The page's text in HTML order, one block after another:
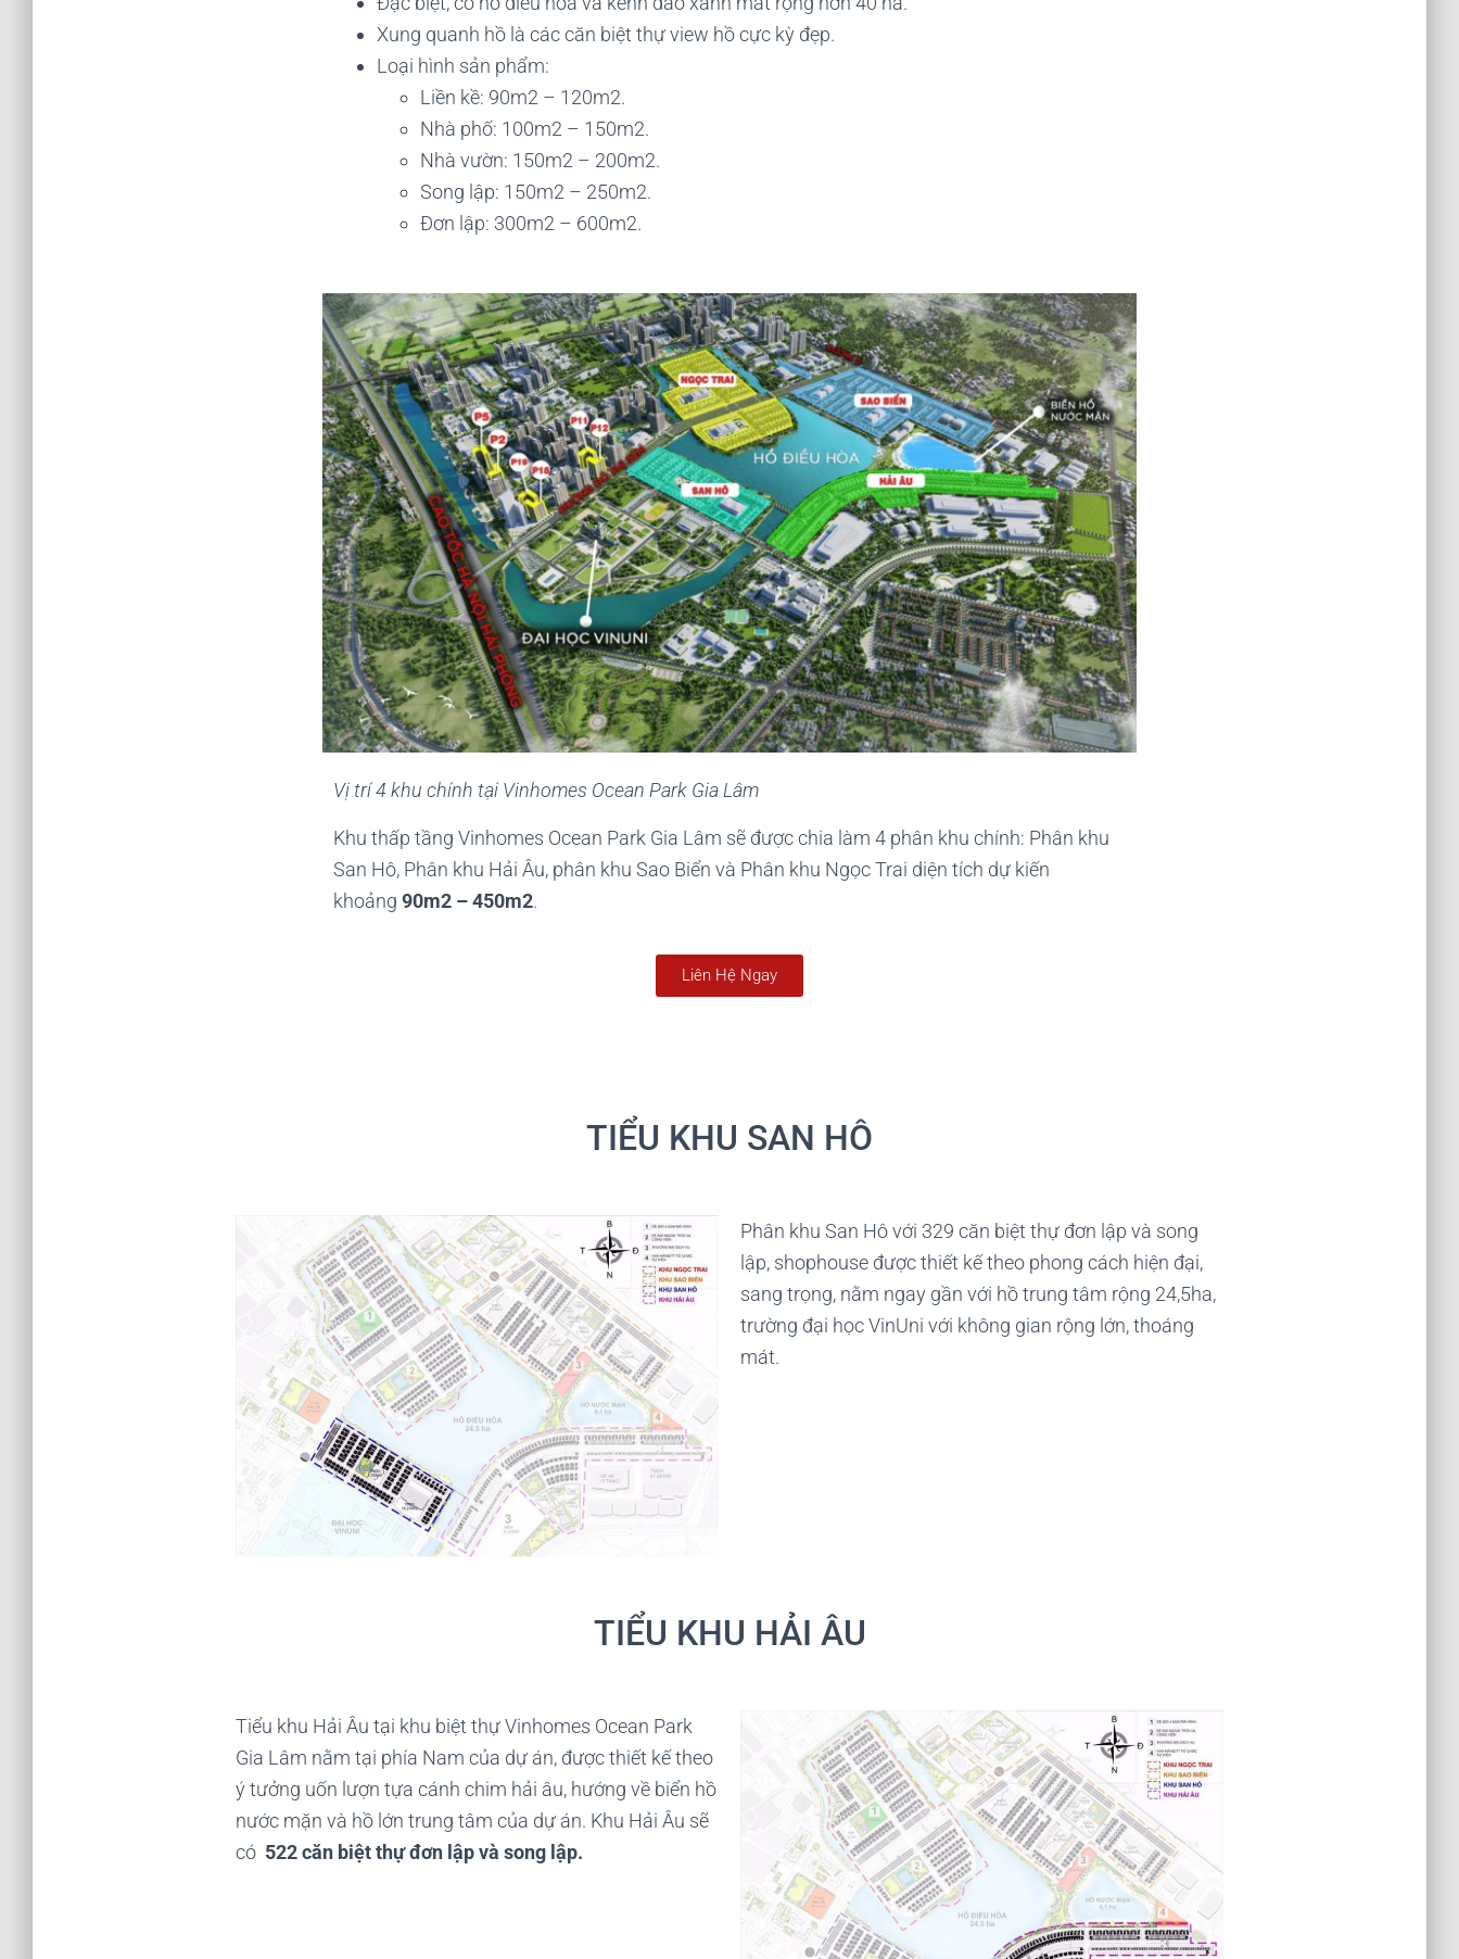
Xung quanh hồ là các căn biệt thự view hồ cực kỳ đẹp.
Loại hình sản phẩm:
Liền kề: 90m2 – 120m2.
Nhà phố: 100m2 – 150m2.
Nhà vườn: 150m2 – 200m2.
Song lập: 150m2 – 250m2.
Đơn lập: 300m2 – 600m2.
Vị trí 4 khu chính tại Vinhomes Ocean Park Gia Lâm
Khu thấp tầng Vinhomes Ocean Park Gia Lâm sẽ được chia làm 4 phân khu chính: Phân khu
San Hô, Phân khu Hải Âu, phân khu Sao Biển và Phân khu Ngọc Trai diện tích dự kiến
khoảng 90m2 – 450m2.
Liên Hệ Ngay
TIỂU KHU SAN HÔ
Phân khu San Hô với 329 căn biệt thự đơn lập và song
lập, shophouse được thiết kế theo phong cách hiện đại,
sang trọng, nằm ngay gần với hồ trung tâm rộng 24,5ha,
trường đại học VinUni với không gian rộng lớn, thoáng
mát.
TIỂU KHU HẢI ÂU
Tiểu khu Hải Âu tại khu biệt thự Vinhomes Ocean Park
Gia Lâm nằm tại phía Nam của dự án, được thiết kế theo
ý tưởng uốn lượn tựa cánh chim hải âu, hướng về biển hồ
nước mặn và hồ lớn trung tâm của dự án. Khu Hải Âu sẽ
có 522 căn biệt thự đơn lập và song lập.